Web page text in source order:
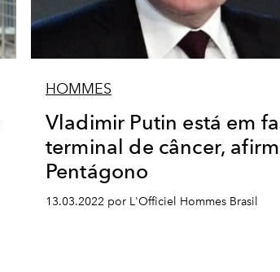
HOMMES
Vladimir Putin está em
terminal de câncer,
Pentágono
13.03.2022 por L'Officiel Hommes Brasil